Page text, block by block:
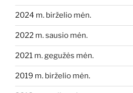
2024 m. birželio mėn.
2022 m. sausio mėn.
2021 m. gegužės mėn.
2019 m. birželio mėn.